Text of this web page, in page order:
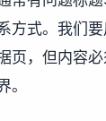
方式。我们
页，但内容
。